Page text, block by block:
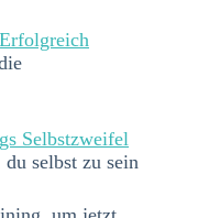
Selbstzweifel
selbst zu sein